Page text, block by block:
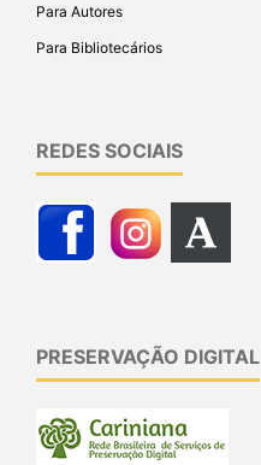
Para Autores
Para Bibliotecários
REDES SOCIAIS
PRESERVAÇÃO DIGITAL